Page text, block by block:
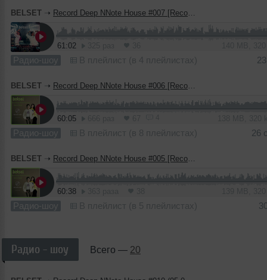
BELSET ➝ Record Deep NNote House #007 [Record Deep]
61:02
Радио-шоу В плейлист (в 4 плейлистах)
BELSET ➝ Record Deep NNote House #006 [Record Deep]
60:05
Радио-шоу В плейлист (в 8 плейлистах) 26
BELSET ➝ Record Deep NNote House #005 [Record Deep]
60:38
Радио-шоу В плейлист (в 5 плейлистах)
Радио - шоу Всего — 20